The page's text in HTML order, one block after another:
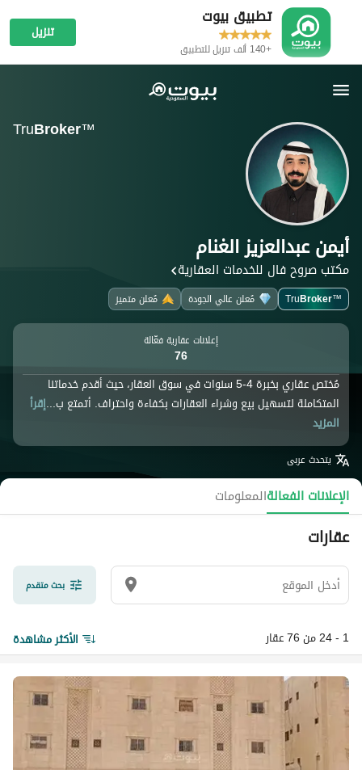
تطبيق بيوت
+140 ألف تنزيل للتطبيق
تنزيل
أيمن عبدالعزيز الغنام
مكتب صروح فال للخدمات العقارية
TruBroker™ مُعلن عالي الجودة مُعلن متميز
TruBroker™
إعلانات عقارية فعّالة
76
مُختص عقاري بخبرة 4-5 سنوات في سوق العقار، حيث أقدم خدماتنا
المتكاملة لتسهيل بيع وشراء العقارات بكفاءة واحتراف. أتمتع ب...إقرأ
المزيد
يتحدث عربى
الإعلانات الفعالةالمعلومات
عقارات
بحث متقدم
1 - 24 من 76 عقار الأكثر مشاهدة